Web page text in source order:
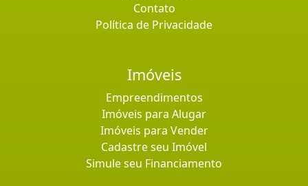
Contato
Política de Privacidade
Imóveis
Empreendimentos
Imóveis para Alugar
Imóveis para Vender
Cadastre seu Imóvel
Simule seu Financiamento